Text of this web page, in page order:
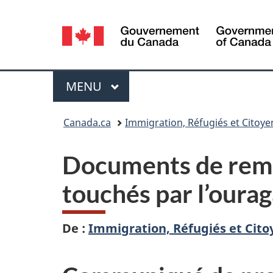
Sélection
de
la
langue
Menu
MENU PRINCIPAL
Canada.ca Immigration, Réfugiés et
Documents de
touchés par
De : Immigration, Réfugiés et